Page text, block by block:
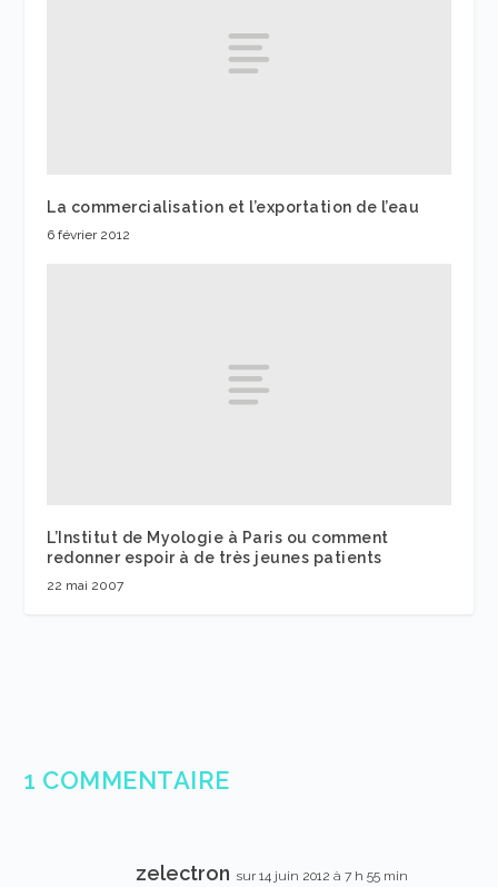
La commercialisation et l’exportation de l’eau
6 février 2012
L’Institut de Myologie à Paris ou comment
redonner espoir à de très jeunes patients
22 mai 2007
1 COMMENTAIRE
zelectron sur 14 juin 2012 à 7 h 55 min